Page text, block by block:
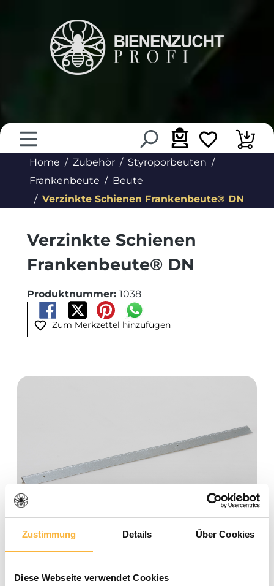
Zustimmung Details Über Cookies
Diese Webseite verwendet Cookies
Home Zubehör
Styroporbeuten
Frankenbeute
Beute
Verzinkte Schienen Frankenbeute® DN
Verzinkte Schienen
Frankenbeute® DN
Produktnummer: 1038
Zum Merkzettel hinzufügen
Bildergalerie überspringen